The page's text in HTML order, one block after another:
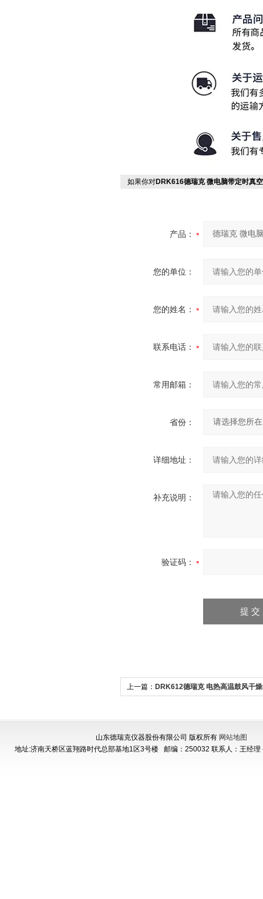
如果你对DRK616德瑞克 微电脑带定时真
产品：
您的单位：
您的姓名：
联系电话：
常用邮箱：
省份：
详细地址：
补充说明：
验证码：
上一篇： DRK612德瑞克 电热高温鼓风干
山东德瑞克仪器股份有限公司 版权所有 网站地图
地址:济南天桥区蓝翔路时代总部基地1区3号楼 邮编：250032 联系人：王经